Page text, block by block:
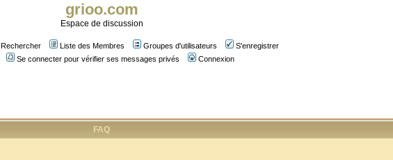
grioo.com
Espace de discussion
Rechercher Liste des Membres Groupes d'utilisateurs
S'enregistrer
Se connecter pour vérifier ses messages privés Connexion
FAQ